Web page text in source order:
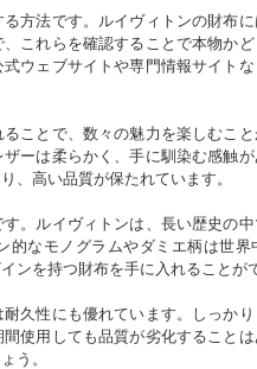
方法です。ルイヴィトンの財布
これらを確認することで本物か
ウェブサイトや専門情報サイト
ことで、数々の魅力を楽しむこ
ーは柔らかく、手に馴染む感触
、高い品質が保たれています。
。ルイヴィトンは、長い歴史の
的なモノグラムやダミエ柄は世界
ンを持つ財布を手に入れることが
久性にも優れています。しっか
使用しても品質が劣化すること
う。